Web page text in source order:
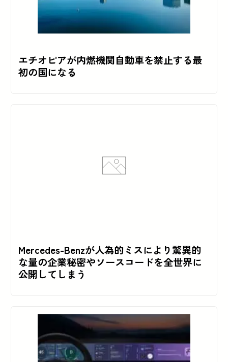
エチオピアが内燃機関自動車を禁止する最
初の国になる
Mercedes-Benzが人為的ミスにより驚異的
な量の企業秘密やソースコードを全世界に
公開してしまう